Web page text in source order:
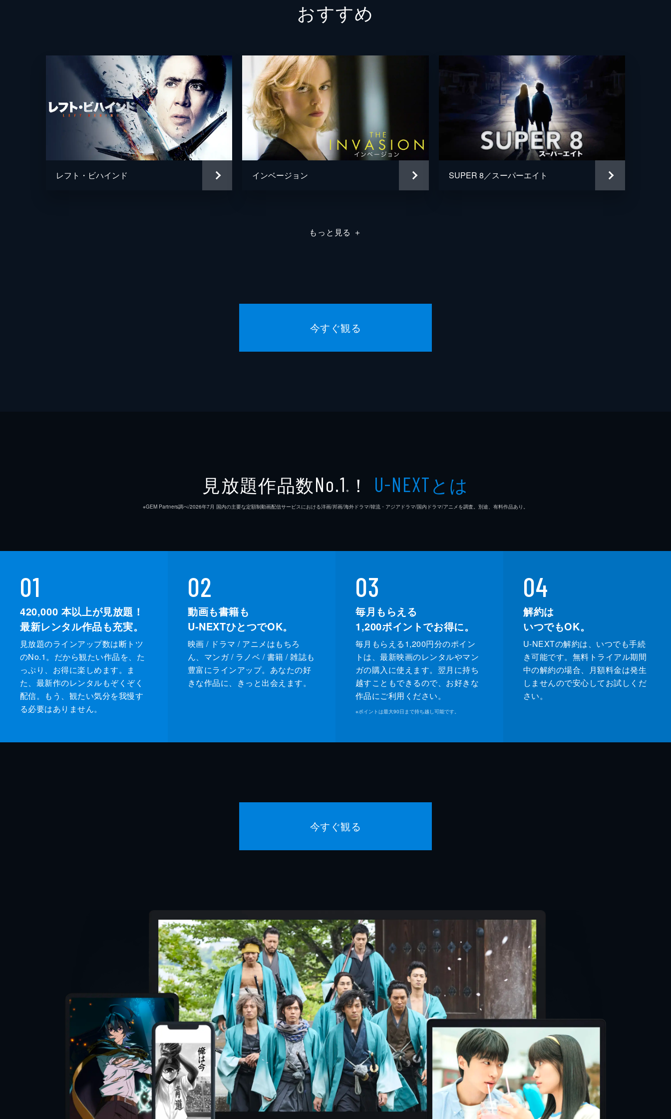
音楽 グレーム・レヴェル
製作 ブルース・バーマン
マーク・キャントン
おすすめ
レフト・ビハインド インベージョン SUPER 8／スーパーエイト
もっと見る ＋
今すぐ観る
見放題作品数No.1 ※ ！ U-NEXTとは
※GEM Partners調べ/2026年7⽉ 国内の主要な定額制動画配信サービスにおける洋画/邦画/海外ドラマ/韓流・アジアドラマ/国内ドラマ/アニメを調査。別途、有料作品あり。
01
420,000 本以上が見放題！
最新レンタル作品も充実。
見放題のラインアップ数は断トツ
のNo.1。だから観たい作品を、た
っぷり、お得に楽しめます。ま
た、最新作のレンタルもぞくぞく
配信。もう、観たい気分を我慢す
る必要はありません。
02
動画も書籍も
U-NEXTひとつでOK。
映画 / ドラマ / アニメはもちろ
ん、マンガ / ラノベ / 書籍 / 雑誌も
豊富にラインアップ。あなたの好
きな作品に、きっと出会えます。
03
毎月もらえる
1,200ポイントでお得に。
毎月もらえる1,200円分のポイン
トは、最新映画のレンタルやマン
ガの購入に使えます。翌月に持ち
越すこともできるので、お好きな
作品にご利用ください。
※ポイントは最大90日まで持ち越し可能です。
04
解約は
いつでもOK。
U-NEXTの解約は、いつでも手続
き可能です。無料トライアル期間
中の解約の場合、月額料金は発生
しませんので安心してお試しくだ
さい。
今すぐ観る